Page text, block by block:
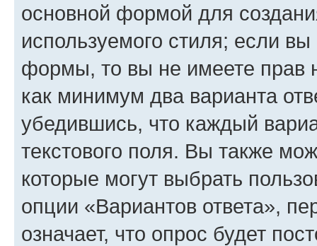
основной формой для
используемого стиля; если
формы, то вы не имеете прав
как минимум два варианта
убедившись, что каждый
текстового поля. Вы также
которые могут выбрать
опции «Вариантов ответа»,
означает, что опрос будет